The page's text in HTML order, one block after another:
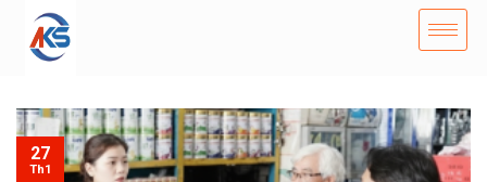
27
Th1